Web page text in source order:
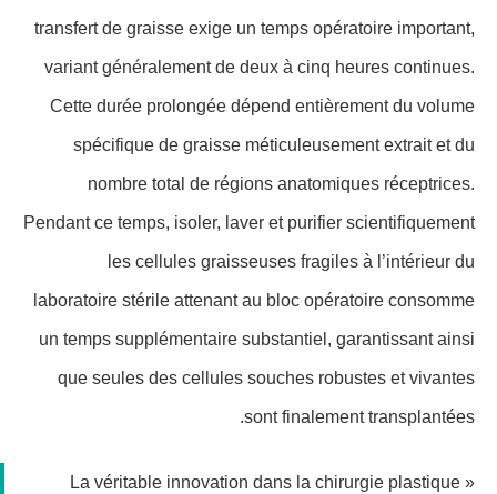
transfert de graisse exige un temps opératoire important,
variant généralement de deux à cinq heures continues.
Cette durée prolongée dépend entièrement du volume
spécifique de graisse méticuleusement extrait et du
nombre total de régions anatomiques réceptrices.
Pendant ce temps, isoler, laver et purifier scientifiquement
les cellules graisseuses fragiles à l’intérieur du
laboratoire stérile attenant au bloc opératoire consomme
un temps supplémentaire substantiel, garantissant ainsi
que seules des cellules souches robustes et vivantes
sont finalement transplantées.
« La véritable innovation dans la chirurgie plastique